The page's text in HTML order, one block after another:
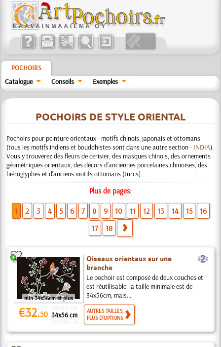
POCHOIRS
Catalogue
Conseils Exemples
POCHOIRS DE STYLE ORIENTAL
Pochoirs pour peinture orientaux - motifs chinois, japonais et ottomans
(tous les motifs indiens et bouddhistes sont dans une autre section - INDIA).
Vous y trouverez des fleurs de cerisier, des masques chinois, des ornements
géométriques orientaux, des décors d'anciennes porcelaines chinoises, des
hiéroglyphes et d'anciens motifs ottomans (turcs).
Plus de pages:
1 2 3 4 5 6 7 8 9 10 11 12 13 14 15
16
17
18
min 34x56cm et plus
Oiseaux orientaux sur une
branche
b
Le pochoir est composé de deux couches et
est réutilisable, la taille minimale est de
34x56cm, mais...
€32.50 34x56 cm
AUTRES TAILLES,
PLUS D'OPTIONS